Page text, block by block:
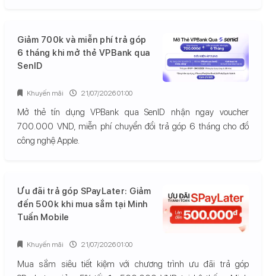
Giảm 700k và miễn phí trả góp
6 tháng khi mở thẻ VPBank qua
SenID
Mở thẻ tín dụng VPBank qua SenID nhận ngay voucher
700.000 VND, miễn phí chuyển đổi trả góp 6 tháng cho đồ
công nghệ Apple.
Khuyến mãi 21/07/2026 01:00
Ưu đãi trả góp SPayLater: Giảm
đến 500k khi mua sắm tại Minh
Tuấn Mobile
Mua sắm siêu tiết kiệm với chương trình ưu đãi trả góp
Khuyến mãi 21/07/2026 01:00